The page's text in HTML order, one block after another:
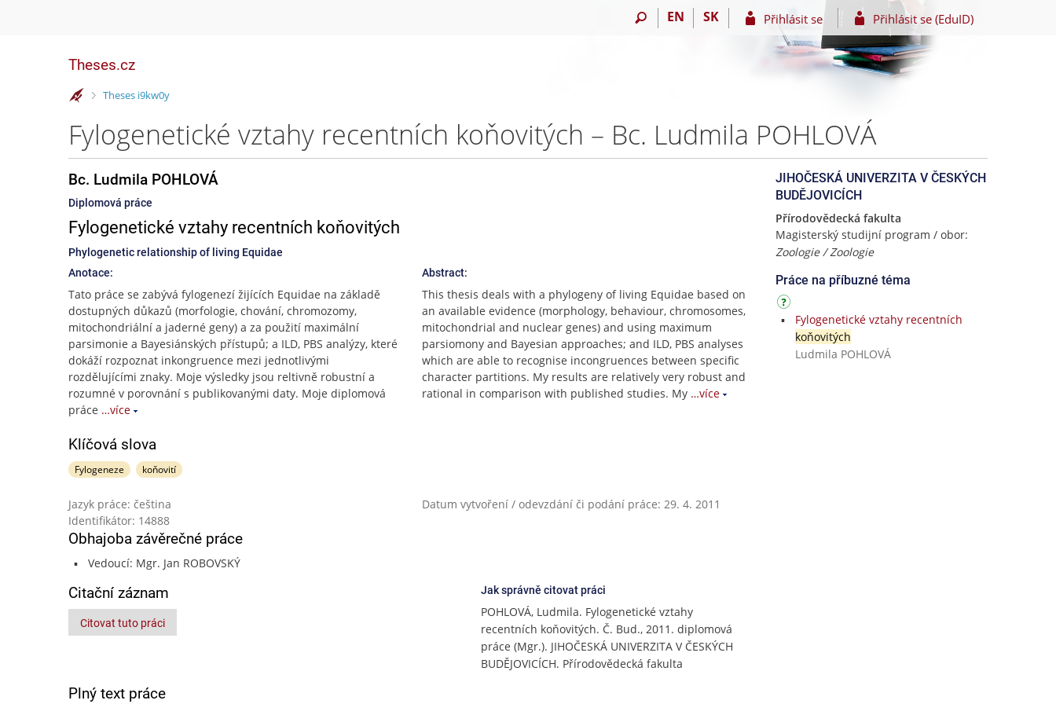
EN SK Přihlásit se Přihlásit se (EduID)
Theses.cz
>
Theses i9kw0y
Fylogenetické vztahy recentních koňovitých – Bc. Ludmila POHLOVÁ
Bc. Ludmila POHLOVÁ
Diplomová práce
Fylogenetické vztahy recentních koňovitých
Phylogenetic relationship of living Equidae
Anotace:
Tato práce se zabývá fylogenezí žijících Equidae na základě
dostupných důkazů (morfologie, chování, chromozomy,
mitochondriální a jaderné geny) a za použití maximální
parsimonie a Bayesiánských přístupů; a ILD, PBS analýzy, které
dokáží rozpoznat inkongruence mezi jednotlivými
rozdělujícími znaky. Moje výsledky jsou reltivně robustní a
rozumné v porovnání s publikovanými daty. Moje diplomová
práce …více
Abstract:
This thesis deals with a phylogeny of living Equidae based on
an available evidence (morphology, behaviour, chromosomes,
mitochondrial and nuclear genes) and using maximum
parsiomony and Bayesian approaches; and ILD, PBS analyses
which are able to recognise incongruences between specific
character partitions. My results are relatively very robust and
rational in comparison with published studies. My …více
Klíčová slova
Fylogeneze koňovití
Jazyk práce: čeština
Datum vytvoření / odevzdání či podání práce: 29. 4. 2011
Identifikátor: 14888
Obhajoba závěrečné práce
Vedoucí: Mgr. Jan ROBOVSKÝ
Citační záznam
Citovat tuto práci
Jak správně citovat práci
POHLOVÁ, Ludmila. Fylogenetické vztahy
recentních koňovitých. Č. Bud., 2011. diplomová
práce (Mgr.). JIHOČESKÁ UNIVERZITA V ČESKÝCH
BUDĚJOVICÍCH. Přírodovědecká fakulta
Plný text práce
JIHOČESKÁ UNIVERZITA V ČESKÝCH
BUDĚJOVICÍCH
Přírodovědecká fakulta
Magisterský studijní program / obor:
Zoologie / Zoologie
Práce na příbuzné téma
Fylogenetické vztahy recentních
koňovitých
Ludmila POHLOVÁ